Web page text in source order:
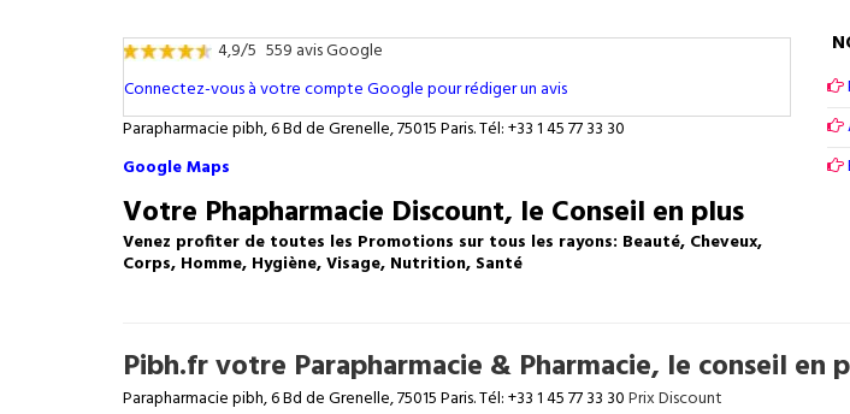
4,9/5 559 avis Google
Connectez-vous à votre compte Google pour rédiger un avis
Parapharmacie pibh, 6 Bd de Grenelle, 75015 Paris. Tél: +33 1 45 77 33 30
Google Maps
Votre Phapharmacie Discount, le Conseil en plus
Venez profiter de toutes les Promotions sur tous les rayons: Beauté, Cheveux,
Corps, Homme, Hygiène, Visage, Nutrition, Santé
Pibh.fr votre Parapharmacie & Pharmacie, le conseil en
Parapharmacie pibh, 6 Bd de Grenelle, 75015 Paris. Tél: +33 1 45 77 33 30Prix Discount